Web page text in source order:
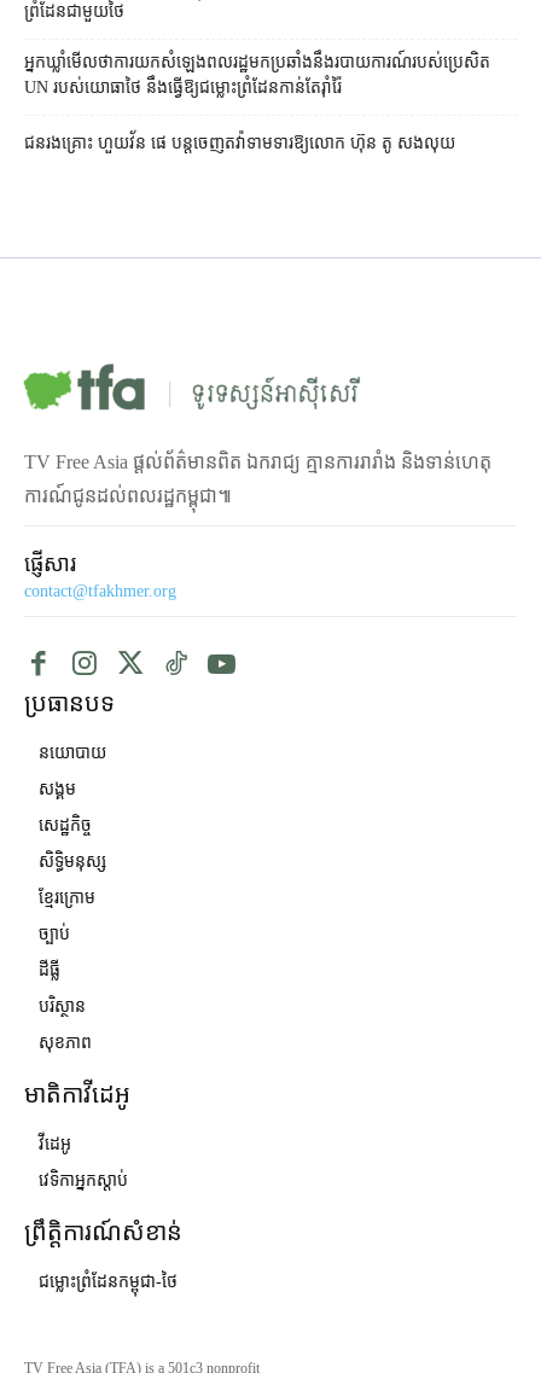
ព្រំដែន​ជាមួយ​ថៃ
អ្នកឃ្លាំមើល​ថា​ការ​យក​សំឡេង​ពលរដ្ឋ​មក​ប្រឆាំង​នឹង​របាយការណ៍​របស់​ប្រេសិត
UN របស់​យោធា​ថៃ នឹង​ធ្វើ​ឱ្យ​ជម្លោះព្រំដែន​កាន់តែ​រ៉ាំរ៉ៃ
ជនរងគ្រោះ ហួយវ័ន ផេ បន្ត​ចេញ​តវ៉ា​ទាមទារ​ឱ្យ​លោក ហ៊ុន តូ សង​លុយ
TV Free Asia ផ្ដល់ព័ត៌មានពិត ឯករាជ្យ គ្មានការរារាំង និងទាន់ហេតុ
ការណ៍ជូនដល់ពលរដ្ឋកម្ពុជា៕
ផ្ញើសារ
contact@tfakhmer.org
ប្រធានបទ
នយោបាយ
សង្គម
សេដ្ឋកិច្ច
សិទ្ធិមនុស្ស
ខ្មែរក្រោម
ច្បាប់
ដីធ្លី
បរិស្ថាន
សុខភាព
មាតិកាវីដេអូ
វីដេអូ
វេទិកាអ្នកស្ដាប់
ព្រឹត្តិការណ៍សំខាន់
ជម្លោះព្រំដែនកម្ពុជា-ថៃ
TV Free Asia (TFA) is a 501c3 nonprofit